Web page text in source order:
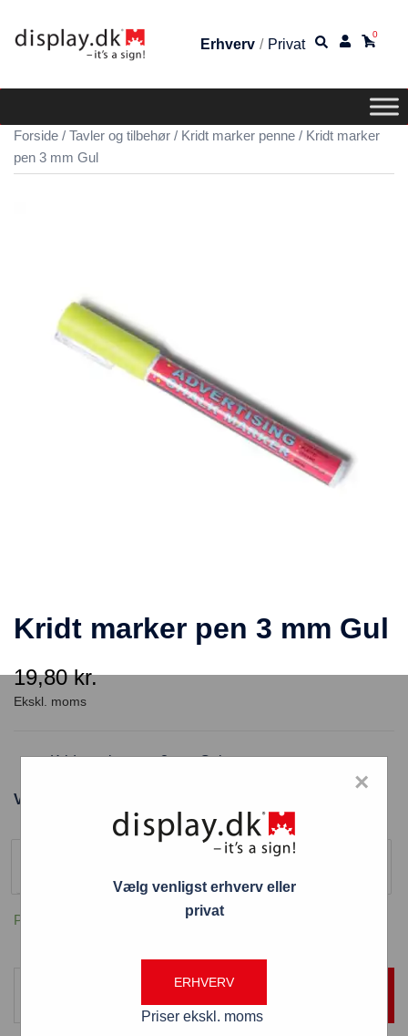
Erhverv / Privat
0
Forside / Tavler og tilbehør / Kridt marker penne / Kridt marker
pen 3 mm Gul
Kridt marker pen 3 mm Gul
19,80kr.
Kridt marker pen 3 mm Gul
Varenummer: CHMARK3/GUL
På lager
Vælg venligst erhverv eller
privat
ERHVERV
Priser ekskl. moms
×